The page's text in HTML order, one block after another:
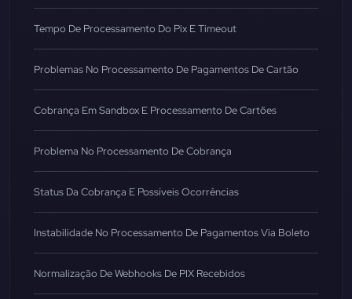
Tempo De Processamento Do Pix E Timeout
Problemas No Processamento De Pagamentos De Cartão
Cobrança Em Sandbox E Processamento De Cartões
Problema No Processamento De Cobrança
Status Da Cobrança E Possíveis Ocorrências
Instabilidade No Processamento De Pagamentos Via Boleto
Normalização De Webhooks De PIX Recebidos